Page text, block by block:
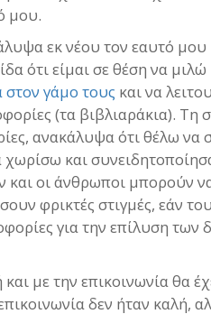
μου.
εκ νέου τον εαυτό μου
ότι είμαι σε θέση να μιλώ
γάμο τους και να
(τα βιβλιαράκια). Τη
ανακάλυψα ότι θέλω να
και
οι άνθρωποι μπορούν
φρικτές στιγμές, εάν
για την επίλυση των
με την επικοινωνία θα
δεν ήταν καλή,